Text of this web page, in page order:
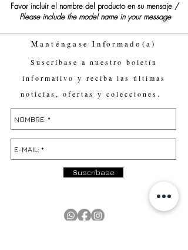
Favor incluir el nombre del producto en su mensaje /
Please include the model name in your message
Manténgase Informado(a)
Suscríbase a nuestro boletín
informativo y reciba las últimas
noticias, ofertas y colecciones.
Suscríbase